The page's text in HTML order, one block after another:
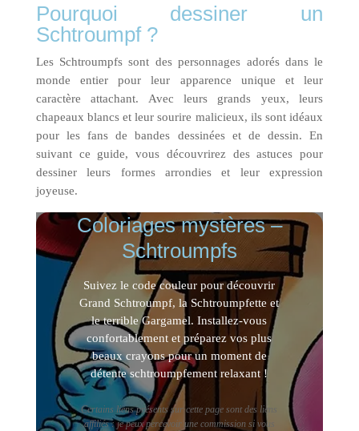
Pourquoi dessiner un
Schtroumpf ?
Les Schtroumpfs sont des personnages adorés dans le
monde entier pour leur apparence unique et leur
caractère attachant. Avec leurs grands yeux, leurs
chapeaux blancs et leur sourire malicieux, ils sont idéaux
pour les fans de bandes dessinées et de dessin. En
suivant ce guide, vous découvrirez des astuces pour
dessiner leurs formes arrondies et leur expression
joyeuse.
Coloriages mystères –
Schtroumpfs
Suivez le code couleur pour découvrir
Grand Schtroumpf, la Schtroumpfette et
le terrible Gargamel. Installez-vous
confortablement et préparez vos plus
beaux crayons pour un moment de
détente schtroumpfement relaxant !
Certains liens présents sur cette page sont des liens
affiliés : je peux percevoir une commission si vous